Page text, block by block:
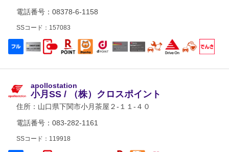
電話番号：08378-6-1158
SSコード：157083
apollostation
小月SS / （株）クロスポイント
住所： 山口県下関市小月茶屋２-１１-４０
電話番号：083-282-1161
SSコード：119918